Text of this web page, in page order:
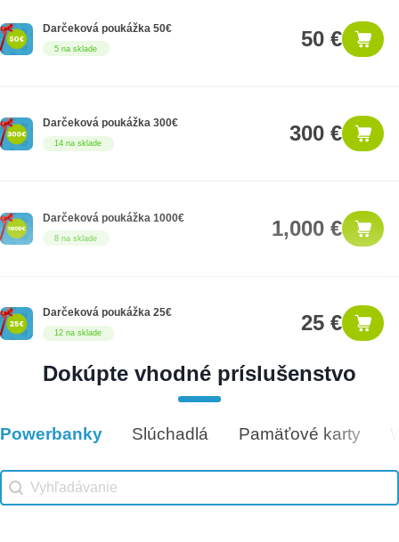
5 na sklade
Darčeková poukážka 50€ 50 €
14 na sklade
Darčeková poukážka 300€ 300 €
8 na sklade
Darčeková poukážka 1000€ 1,000 €
12 na sklade
Darčeková poukážka 25€ 25 €
7 na sklade
Dokúpte vhodné príslušenstvo
Vhodné príslušenstvo
Powerbanky Slúchadlá Pamäťové karty
Vhodné príslušenstvo search
Search content